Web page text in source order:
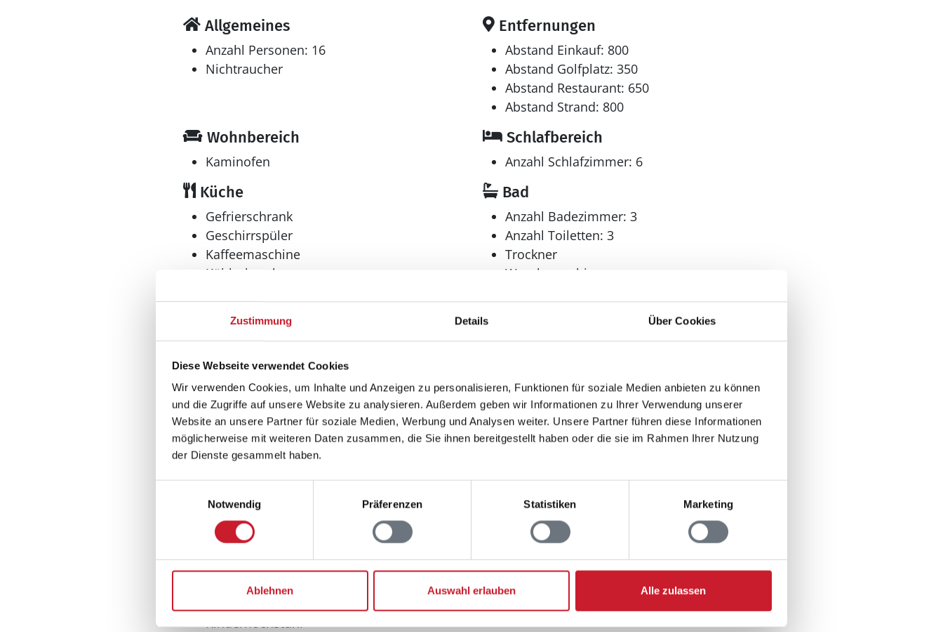
Zustimmung Details Über Cookies
Diese Webseite verwendet Cookies
Wir verwenden Cookies, um Inhalte und Anzeigen zu personalisieren, Funktionen für soziale Medien anbieten zu können
und die Zugriffe auf unsere Website zu analysieren. Außerdem geben wir Informationen zu Ihrer Verwendung unserer
Website an unsere Partner für soziale Medien, Werbung und Analysen weiter. Unsere Partner führen diese Informationen
möglicherweise mit weiteren Daten zusammen, die Sie ihnen bereitgestellt haben oder die sie im Rahmen Ihrer Nutzung
der Dienste gesammelt haben.
Notwendig
Präferenzen Statistiken Marketing
Ablehnen Auswahl erlauben Alle zulassen
Allgemeines
Anzahl Personen: 16
Nichtraucher
Entfernungen
Abstand Einkauf: 800
Abstand Golfplatz: 350
Abstand Restaurant: 650
Abstand Strand: 800
Wohnbereich
Kaminofen
Schlafbereich
Anzahl Schlafzimmer: 6
Küche
Gefrierschrank
Geschirrspüler
Kaffeemaschine
Kühlschrank
Bad
Anzahl Badezimmer: 3
Anzahl Toiletten: 3
Trockner
Waschmaschine
Wellness
Pool
Sauna
Whirlpool
Multimedia
Spielekonsole
Spieleangebot
Billard
Dart
Tischfußball
Tischtennis
Aussenbereich
Grill
Schaukel
Spielhaus
Trampolin
Kinderhochstuhl